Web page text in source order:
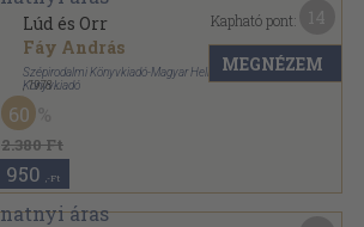
Lúd és Orr
Fáy András
Szépirodalmi Könyvkiadó-Magyar Helikon
Könyvkiadó
,1978
Fűzött kemény papírkötés
2.380 Ft
60
950 ,-Ft
Kapható pont:
MEGNÉZEM